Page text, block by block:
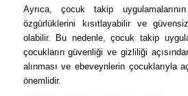
Ayrıca, çocuk takip
özgürlüklerini kısıtlayabilir ve
olabilir. Bu nedenle, çocuk takip
çocukların güvenliği ve gizliliği
alınması ve ebeveynlerin çocuklarıyla
önemlidir.